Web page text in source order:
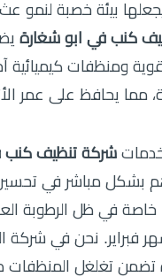
بيئة خصبة لنمو عث
كنب في ابو شغارة
ومنظفات كيميائية
مما يحافظ على عمر
شركة تنظيف كنب
بشكل مباشر في
خاصة في ظل الرطوبة
فبراير. نحن في شركة
تضمن تغلغل المنظفات